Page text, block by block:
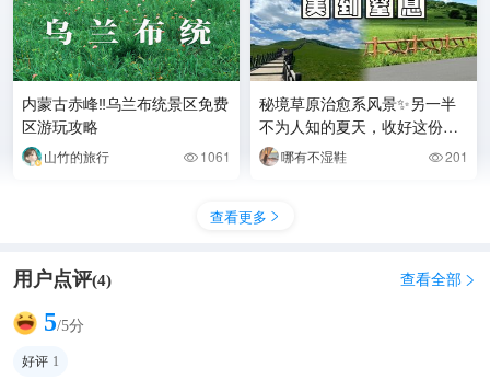
内蒙古赤峰‼️乌兰布统景区免费
区游玩攻略
山竹的旅行  1061
秘境草原治愈系风景✨另一半
不为人知的夏天，收好这份秘
籍㊙️哪有不湿鞋 201
查看更多 
用户点评(4) 查看全部 
5/5分
好评 1